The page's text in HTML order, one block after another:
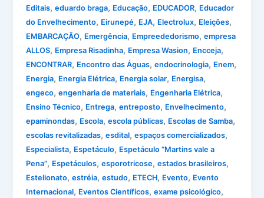
Editais,eduardo braga, Educação, EDUCADOR, Educador
do Envelhecimento, Eirunepé, EJA, Electrolux, Eleições,
EMBARCAÇÃO, Emergência, Empreededorismo,empresa
ALLOS, Empresa Risadinha, Empresa Wasion, Encceja,
ENCONTRAR, Encontro das Águas,endocrinologia, Enem,
Energia, Energia Elétrica, Energia solar, Energisa,
engeco,engenharia de materiais, Engenharia Elétrica,
Ensino Técnico, Entrega,entreposto, Envelhecimento,
epaminondas, Escola,escola públicas, Escolas de Samba,
escolas revitalizadas,esdital,espaços comercializados,
Especialista, Espetáculo, Espetáculo “Martins vale a
Pena”, Espetáculos,esporotricose,estados brasileiros,
Estelionato,estréia,estudo, ETECH, Evento, Evento
Internacional, Eventos Científicos,exame psicológico,